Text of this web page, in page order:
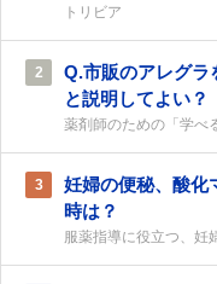
トリビア
2
Q.市販のアレグラ
と説明してよい？
薬剤師のための「学べ
3
妊婦の便秘、酸化
時は？
服薬指導に役立つ、妊